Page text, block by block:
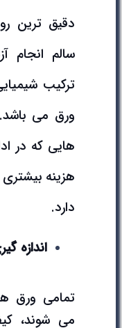
دقیق ترین
سالم انجام
ترکیب
ورق می
هایی که در
هزینه بیشتری
دارد.
اندازه
تمامی ورق
می شوند،